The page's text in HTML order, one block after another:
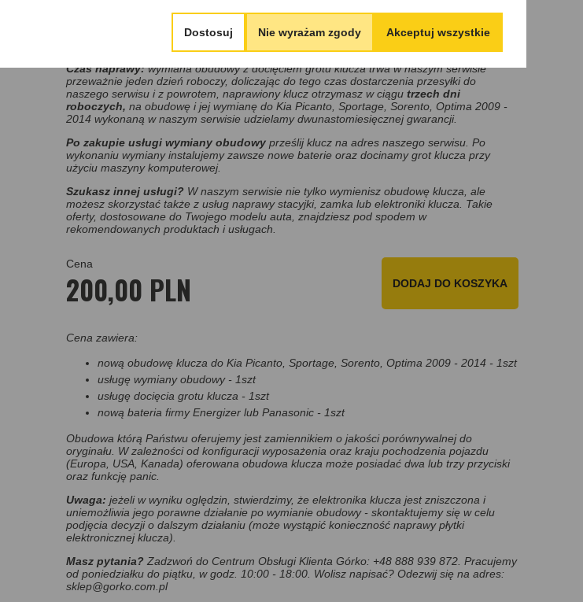
jeżeli nie znalazłeś obudowy klucza do swojego pojazdu, napisz lub zadzwoń do
Czas naprawy:wymiana obudowy z docięciem grotu klucza trwa w naszym serwisie
przeważnie jeden dzień roboczy, doliczając do tego czas dostarczenia przesyłki do
naszego serwisu i z powrotem, naprawiony klucz otrzymasz w ciągu trzech dni
roboczych, na obudowę i jej wymianę do Kia Picanto, Sportage, Sorento, Optima 2009 -
2014 wykonaną w naszym serwisie udzielamy dwunastomiesięcznej gwarancji.
Po zakupie usługi wymiany obudowy prześlij klucz na adres naszego serwisu. Po
wykonaniu wymiany instalujemy zawsze nowe baterie oraz docinamy grot klucza przy
użyciu maszyny komputerowej.
Szukasz innej usługi? W naszym serwisie nie tylko wymienisz obudowę klucza, ale
możesz skorzystać także z usług naprawy stacyjki, zamka lub elektroniki klucza. Takie
oferty, dostosowane do Twojego modelu auta, znajdziesz pod spodem w
rekomendowanych produktach i usługach.
Cena
200,00 PLN DODAJ DO KOSZYKA
Cena zawiera:
nową obudowę klucza do Kia Picanto, Sportage, Sorento, Optima 2009 - 2014 - 1szt
usługę wymiany obudowy - 1szt
usługę docięcia grotu klucza - 1szt
nową bateria firmy Energizer lub Panasonic - 1szt
Obudowa którą Państwu oferujemy jest zamiennikiem o jakości porównywalnej do
oryginału. W zależności od konfiguracji wyposażenia oraz kraju pochodzenia pojazdu
(Europa, USA, Kanada) oferowana obudowa klucza może posiadać dwa lub trzy przyciski
oraz funkcję panic.
Uwaga: jeżeli w wyniku oględzin, stwierdzimy, że elektronika klucza jest zniszczona i
uniemożliwia jego porawne działanie po wymianie obudowy - skontaktujemy się w celu
podjęcia decyzji o dalszym działaniu (może wystąpić konieczność naprawy płytki
elektronicznej klucza).
Masz pytania? Zadzwoń do Centrum Obsługi Klienta Górko: +48 888 939 872. Pracujemy
od poniedziałku do piątku, w godz. 10:00 - 18:00. Wolisz napisać? Odezwij się na adres:
sklep@gorko.com.pl
Dostosuj Nie wyrażam zgody Akceptuj wszystkie